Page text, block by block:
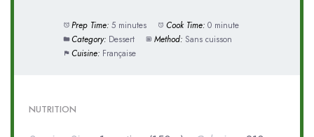
Prep Time: 5 minutes Cook Time: 0 minute
Category: Dessert Method: Sans cuisson
Cuisine: Française
NUTRITION